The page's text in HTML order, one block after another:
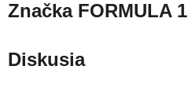
ZnačkaFORMULA 1
Diskusia